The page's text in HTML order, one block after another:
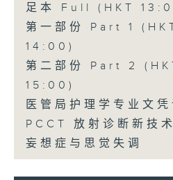
足本 Full (HKT
第一部份 Part 1
14:00)
第二部份 Part 2
15:00)
医管局护理学专业文凭
PCCT 放射诊断新技术
妄想症与思觉失调